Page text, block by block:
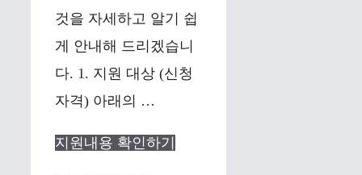
것을 자세하고 알기 쉽
게 안내해 드리겠습니
다. 1. 지원 대상 (신청
자격) 아래의 …
지원내용 확인하기